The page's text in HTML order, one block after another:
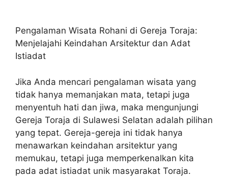
Pengalaman Wisata Rohani di Gereja Toraja:
Menjelajahi Keindahan Arsitektur dan Adat
Istiadat
Jika Anda mencari pengalaman wisata yang
tidak hanya memanjakan mata, tetapi juga
menyentuh hati dan jiwa, maka mengunjungi
Gereja Toraja di Sulawesi Selatan adalah pilihan
yang tepat. Gereja-gereja ini tidak hanya
menawarkan keindahan arsitektur yang
memukau, tetapi juga memperkenalkan kita
pada adat istiadat unik masyarakat Toraja.